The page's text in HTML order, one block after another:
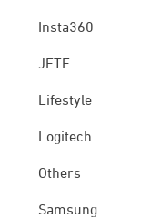
Insta360
JETE
Lifestyle
Logitech
Others
Samsung